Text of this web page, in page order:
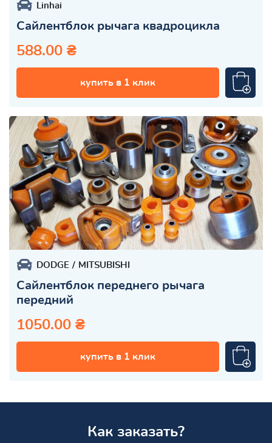
Linhai
Сайлентблок рычага квадроцикла
588.00 ₴
купить в 1 клик
DODGE MITSUBISHI
Сайлентблок переднего рычага
передний
1050.00 ₴
купить в 1 клик
Как заказать?